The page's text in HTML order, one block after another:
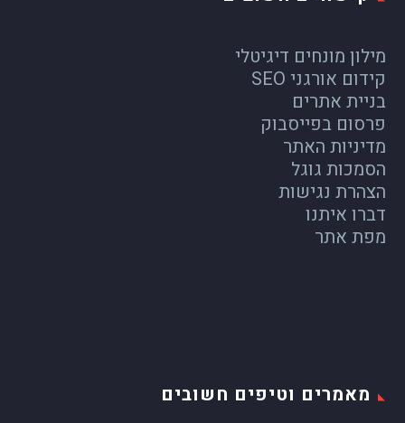
מילון מונחים דיגיטלי
קידום אורגני SEO
בניית אתרים
פרסום בפייסבוק
מדיניות האתר
הסמכות גוגל
הצהרת נגישות
דברו איתנו
מפת אתר
מאמרים וטיפים חשובים